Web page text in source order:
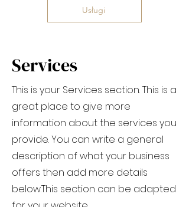
Usługi
Services
This is your Services section. This is a
great place to give more
information about the services you
provide. You can write a general
description of what your business
offers then add more details
below.This section can be adapted